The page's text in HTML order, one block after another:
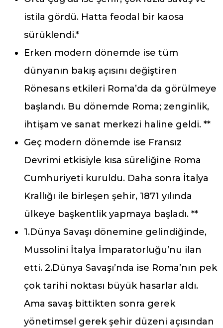
istila gördü. Hatta feodal bir kaosa
sürüklendi.*
Erken modern dönemde ise tüm
dünyanın bakış açısını değiştiren
Rönesans etkileri Roma’da da görülmeye
başlandı. Bu dönemde Roma; zenginlik,
ihtişam ve sanat merkezi haline geldi. **
Geç modern dönemde ise Fransız
Devrimi etkisiyle kısa süreliğine Roma
Cumhuriyeti kuruldu. Daha sonra İtalya
Krallığı ile birleşen şehir, 1871 yılında
ülkeye başkentlik yapmaya başladı. **
1.Dünya Savaşı dönemine gelindiğinde,
Mussolini İtalya İmparatorluğu’nu ilan
etti. 2.Dünya Savaşı’nda ise Roma’nın pek
çok tarihi noktası büyük hasarlar aldı.
Ama savaş bittikten sonra gerek
yönetimsel gerek şehir düzeni açısından